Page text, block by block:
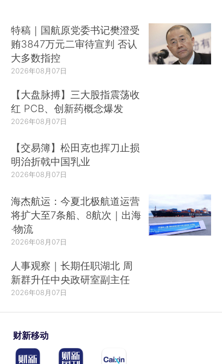
特稿｜国航原党委书记樊澄受
贿3847万元二审待宣判 否认
大多数指控
2026年08月07日
【大盘脉搏】三大股指震荡收
红 PCB、创新药概念爆发
2026年08月07日
【交易簿】松田克也挥刀止损
明治折戟中国乳业
2026年08月07日
海杰航运：今夏北极航道运营
将扩大至7条船、8航次｜出海
·物流
2026年08月07日
人事观察｜长期任职湖北 周
新群升任中央政研室副主任
2026年08月07日
财新移动